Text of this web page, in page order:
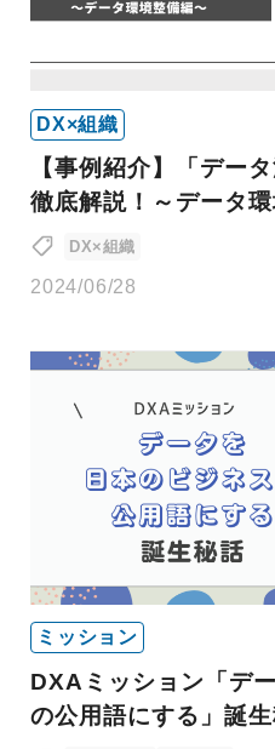
DX×組織
【事例紹介】「デー
徹底解説！～データ
DX×組織
2024/06/28
ミッション
DXAミッション「デ
の公用語にする」誕